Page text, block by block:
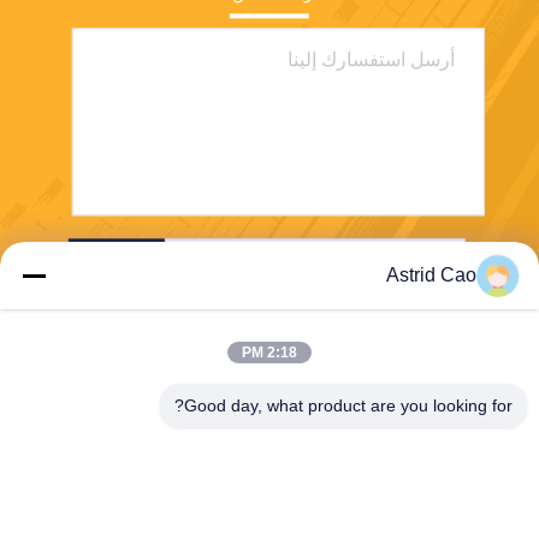
Astrid Cao
2:18 PM
Good day, what product are you looking for?